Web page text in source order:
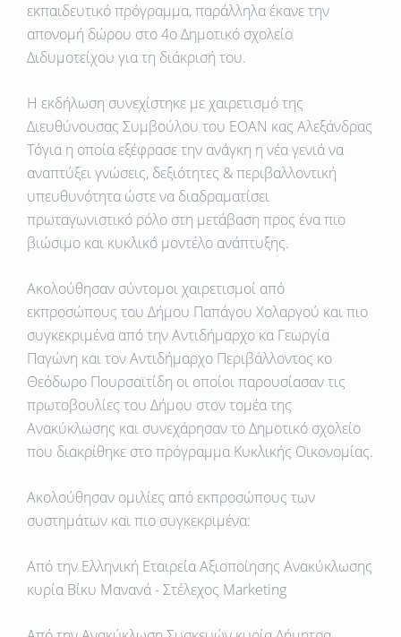
εκπαιδευτικό πρόγραμμα, παράλληλα έκανε την
απονομή δώρου στο 4ο Δημοτικό σχολείο
Διδυμοτείχου για τη διάκρισή του.
Η εκδήλωση συνεχίστηκε με χαιρετισμό της
Διευθύνουσας Συμβούλου του ΕΟΑΝ κας Αλεξάνδρας
Τόγια η οποία εξέφρασε την ανάγκη η νέα γενιά να
αναπτύξει γνώσεις, δεξιότητες & περιβαλλοντική
υπευθυνότητα ώστε να διαδραματίσει
πρωταγωνιστικό ρόλο στη μετάβαση προς ένα πιο
βιώσιμο και κυκλικό μοντέλο ανάπτυξης.
Ακολούθησαν σύντομοι χαιρετισμοί από
εκπροσώπους του Δήμου Παπάγου Χολαργού και πιο
συγκεκριμένα από την Αντιδήμαρχο κα Γεωργία
Παγώνη και τον Αντιδήμαρχο Περιβάλλοντος κο
Θεόδωρο Πουρσαϊτίδη οι οποίοι παρουσίασαν τις
πρωτοβουλίες του Δήμου στον τομέα της
Ανακύκλωσης και συνεχάρησαν το Δημοτικό σχολείο
που διακρίθηκε στο πρόγραμμα Κυκλικής Οικονομίας.
Ακολούθησαν ομιλίες από εκπροσώπους των
συστημάτων και πιο συγκεκριμένα:
Από την Ελληνική Εταιρεία Αξιοποίησης Ανακύκλωσης
κυρία Βίκυ Μανανά - Στέλεχος Marketing